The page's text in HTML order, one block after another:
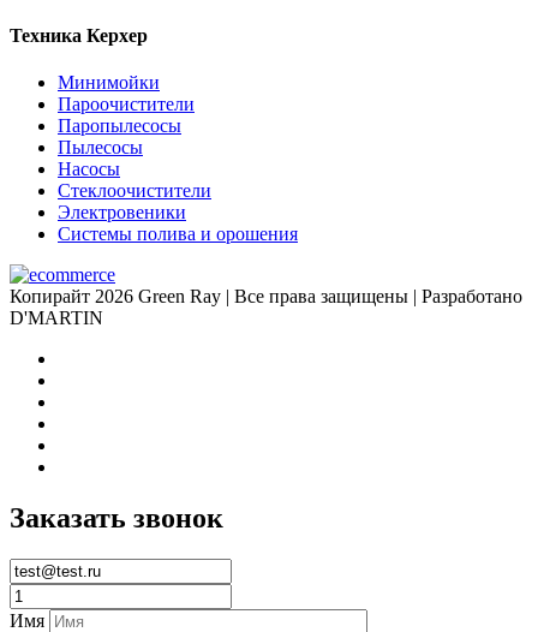
Техника Керхер
Минимойки
Пароочистители
Паропылесосы
Пылесосы
Насосы
Стеклоочистители
Электровеники
Системы полива и орошения
Копирайт 2026 Green Ray | Все права защищены | Разработано
D'MARTIN
Заказать звонок
Имя